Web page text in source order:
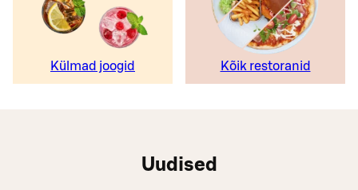
Külmad joogid Kõik restoranid
Uudised